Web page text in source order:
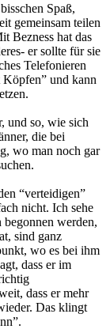
Spaß,
gemeinsam teilen
Bezness hat das
er sollte für sie
Telefonieren
und kann
und so, wie sich
die bei
wo man noch gar
“verteidigen”
nicht. Ich sehe
werden,
sind ganz
wo es bei ihm
dass er im
dass er mehr
Das klingt